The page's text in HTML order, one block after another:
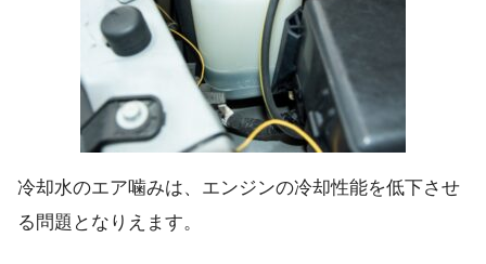
冷却水のエア噛みは、エンジンの冷却性能を低下させ
る問題となりえます。